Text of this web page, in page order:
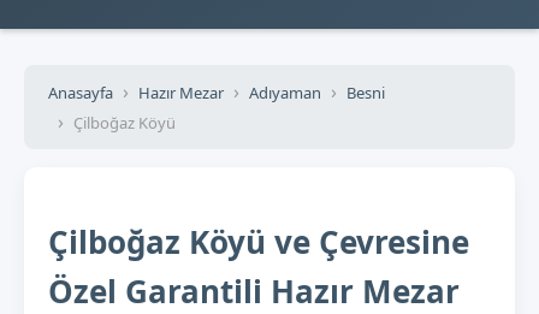
Anasayfa Hazır Mezar Adıyaman
Besni
Çilboğaz Köyü
Çilboğaz Köyü ve Çevresine
Özel Garantili Hazır Mezar